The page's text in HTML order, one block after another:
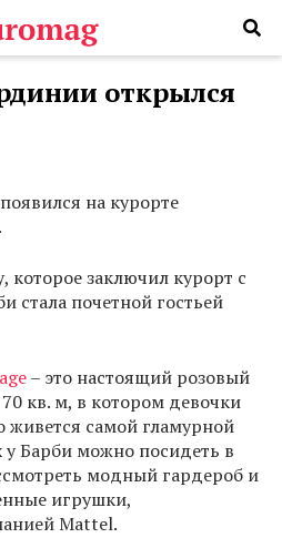
открылся
на курорте
которое заключил курорт с
стала почетной гостьей
– это настоящий розовый
кв. м, в котором девочки
живется самой гламурной
у Барби можно посидеть в
модный гардероб и
игрушки,
Mattel.